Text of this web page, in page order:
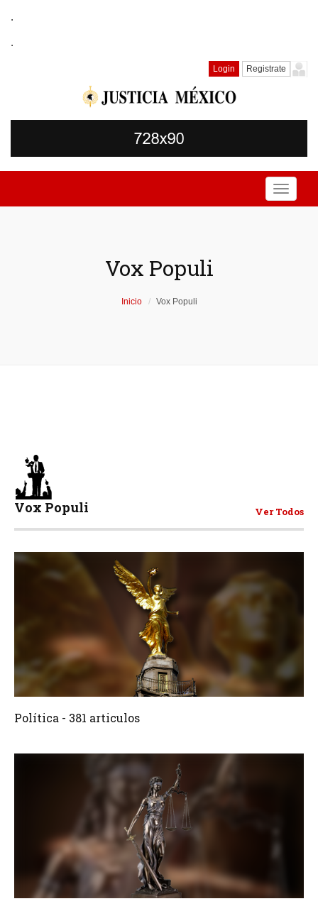
.
.
Login Registrate
Toggle
Vox Populi
Inicio Vox Populi
Vox Populi Ver Todos
381 Articulos
Política - 381 articulos
Crear 1516 Articulos